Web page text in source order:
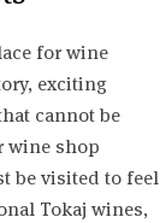
for wine
exciting
cannot be
wine shop
be visited to feel
Tokaj wines,